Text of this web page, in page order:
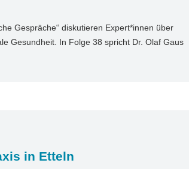
Gespräche“ diskutieren Expert*innen über
Gesundheit. In Folge 38 spricht Dr. Olaf Gaus
in Etteln